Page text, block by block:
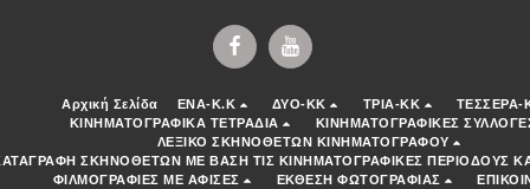
Αρχική Σελίδα ENA-K.K ΔΥΟ-ΚΚ ΤΡΙΑ-ΚΚ
ΤΕΣΣΕΡΑ-
ΚΙΝΗΜΑΤΟΓΡΑΦΙΚΑ ΤΕΤΡΑΔΙΑ
ΚΙΝΗΜΑΤΟΓΡΑΦΙΚΕΣ
ΛΕΞΙΚΟ ΣΚΗΝΟΘΕΤΩΝ ΚΙΝΗΜΑΤΟΓΡΑΦΟΥ
ΣΚΗΝΟΘΕΤΩΝ ΜΕ ΒΑΣΗ ΤΙΣ ΚΙΝΗΜΑΤΟΓΡΑΦΙΚΕΣ ΠΕΡΙΟΔΟΥΣ
ΦΙΛΜΟΓΡΑΦΙΕΣ ΜΕ ΑΦΙΣΕΣ
ΕΚΘΕΣΗ ΦΩΤΟΓΡΑΦΙΑΣ